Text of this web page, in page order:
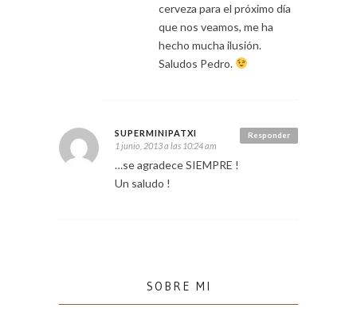
cerveza para el próximo día
que nos veamos, me ha
hecho mucha ilusión.
Saludos Pedro.
Responder
SUPERMINIPATXI
1 junio, 2013 a las 10:24 am
…se agradece SIEMPRE !
Un saludo !
SOBRE MI